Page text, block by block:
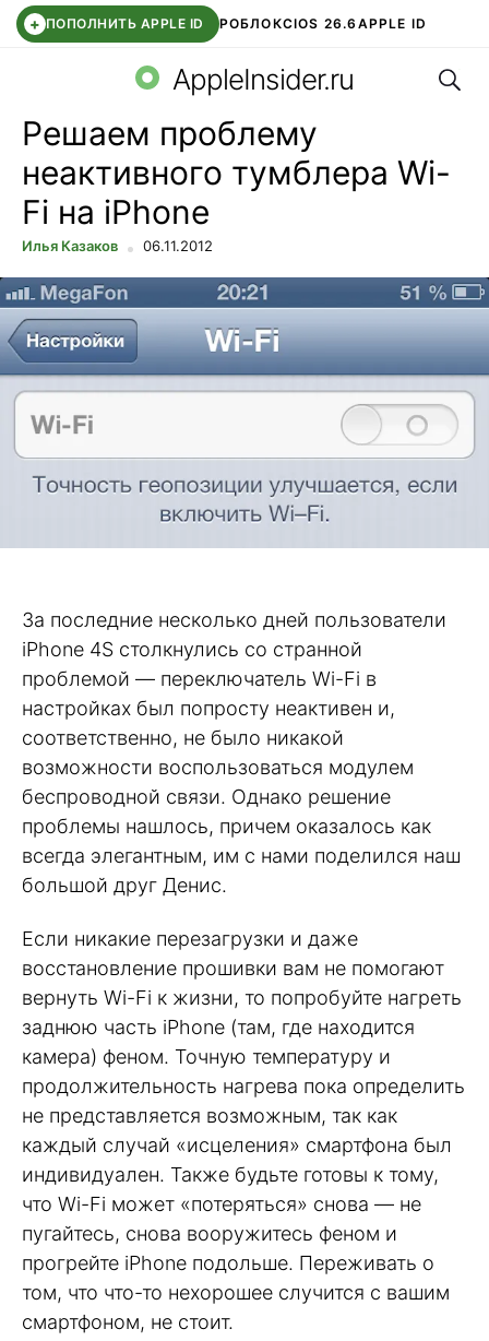
+ ПОПОЛНИТЬ APPLE ID РОБЛОКСIOS 26.6 APPLE ID
WHATSAPP DDE STOREAPP STOREOZON БАНК
AppleInsider.ru
Решаем проблему
неактивного тумблера Wi-
Fi на iPhone
Илья Казаков 06.11.2012
За последние несколько дней пользователи
iPhone 4S столкнулись со странной
проблемой — переключатель Wi-Fi в
настройках был попросту неактивен и,
соответственно, не было никакой
возможности воспользоваться модулем
беспроводной связи. Однако решение
проблемы нашлось, причем оказалось как
всегда элегантным, им с нами поделился наш
большой друг Денис.
Если никакие перезагрузки и даже
восстановление прошивки вам не помогают
вернуть Wi-Fi к жизни, то попробуйте нагреть
заднюю часть iPhone (там, где находится
камера) феном. Точную температуру и
продолжительность нагрева пока определить
не представляется возможным, так как
каждый случай «исцеления» смартфона был
индивидуален. Также будьте готовы к тому,
что Wi-Fi может «потеряться» снова — не
пугайтесь, снова вооружитесь феном и
прогрейте iPhone подольше. Переживать о
том, что что-то нехорошее случится с вашим
смартфоном, не стоит.